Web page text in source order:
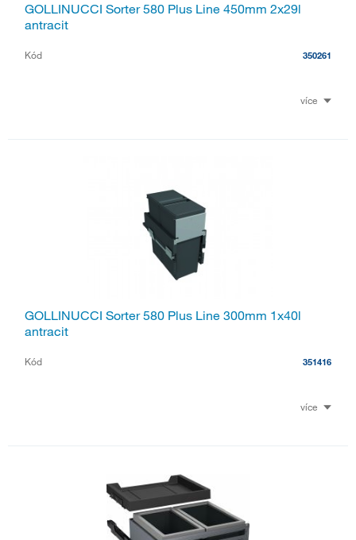
GOLLINUCCI Sorter 580 Plus Line 450mm 2x29l
antracit
Kód 350261
více
GOLLINUCCI Sorter 580 Plus Line 300mm 1x40l
antracit
Kód 351416
více